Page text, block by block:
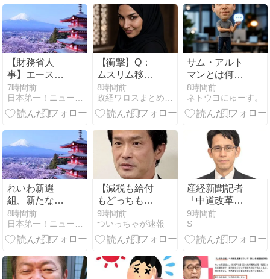
「それ、今日
言うことなの
か…？」ｗｗ
ｗｗｗｗｗｗ
ｗｗｗｗｗ
【財務省人
事】エース級
の財務官僚・
一松旬氏が”異
例転出”へ 官
から」
7時間前
【衝撃】Q：
ムスリム移民
って移住先を
アッラーの土
地って思って
の回答がコチ
ラ → ｗｗｗｗ
ｗｗｗｗｗｗ
ｗｗｗｗ
8時間前
サム・アルト
マンとは何者
か——Google
ミートで解雇
された「5日
び、8520億ド
ル企業を率い
る男になるま
8時間前
ネトウヨにゅーす。
れいわ新選
組、新たな党
名は「いのち
の党」 略称は
「いのち」
8時間前
【減税も給付
もどっちもや
れ！】野党 消
費減税を一斉
批判
9時間前
ついっちゃが速報
産経新聞記者
「中道改革連
合は公約で
『食料品消費
税恒久ゼロ』
が？」→ 中革
連・階猛氏
9時間前
S